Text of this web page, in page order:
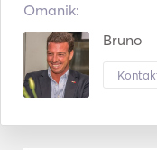
Omanik:
Bruno